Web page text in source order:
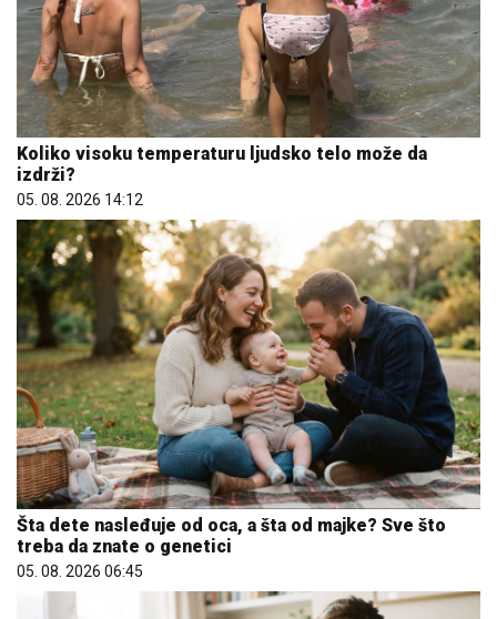
Koliko visoku temperaturu ljudsko telo može da
izdrži?
05. 08. 2026 14:12
Šta dete nasleđuje od oca, a šta od majke? Sve što
treba da znate o genetici
05. 08. 2026 06:45